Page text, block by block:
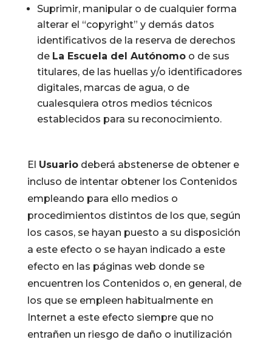
Suprimir, manipular o de cualquier forma
alterar el “copyright” y demás datos
identificativos de la reserva de derechos
de La Escuela del Autónomoo de sus
titulares, de las huellas y/o identificadores
digitales, marcas de agua, o de
cualesquiera otros medios técnicos
establecidos para su reconocimiento.
El Usuariodeberá abstenerse de obtener e
incluso de intentar obtener los Contenidos
empleando para ello medios o
procedimientos distintos de los que, según
los casos, se hayan puesto a su disposición
a este efecto o se hayan indicado a este
efecto en las páginas web donde se
encuentren los Contenidos o, en general, de
los que se empleen habitualmente en
Internet a este efecto siempre que no
entrañen un riesgo de daño o inutilización